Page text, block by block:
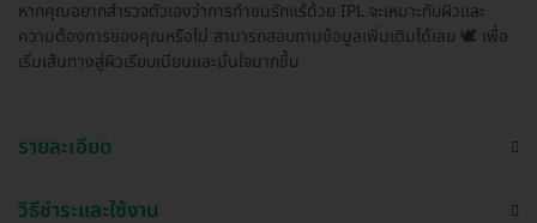
หากคุณอยากสำรวจตัวเองว่าการทำขนรักแร้ด้วย IPL จะเหมาะกับผิวและ
ความต้องการของคุณหรือไม่ สามารถสอบถามข้อมูลเพิ่มเติมได้เลย 🕊️ เพื่อ
เริ่มเส้นทางสู่ผิวเรียบเนียนและมั่นใจมากขึ้น
รายละเอียด
วิธีชำระและใช้งาน